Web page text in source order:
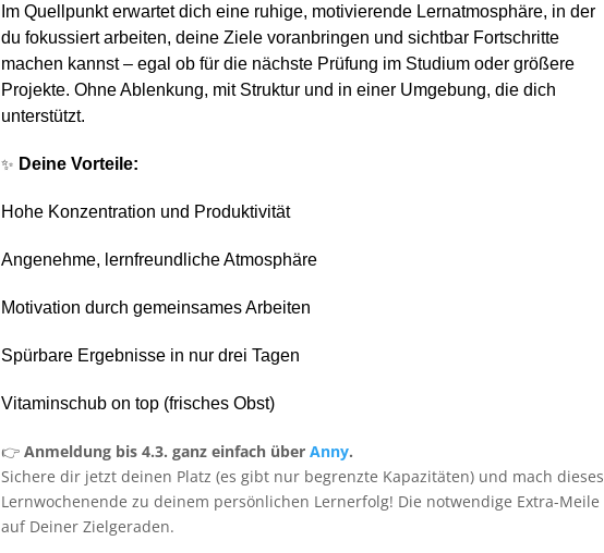
Im Quellpunkt erwartet dich eine ruhige, motivierende Lernatmosphäre, in der
du fokussiert arbeiten, deine Ziele voranbringen und sichtbar Fortschritte
machen kannst – egal ob für die nächste Prüfung im Studium oder größere
Projekte. Ohne Ablenkung, mit Struktur und in einer Umgebung, die dich
unterstützt.
✨ Deine Vorteile:
Hohe Konzentration und Produktivität
Angenehme, lernfreundliche Atmosphäre
Motivation durch gemeinsames Arbeiten
Spürbare Ergebnisse in nur drei Tagen
Vitaminschub on top (frisches Obst)
👉 Anmeldung bis 4.3. ganz einfach über Anny.
Sichere dir jetzt deinen Platz (es gibt nur begrenzte Kapazitäten) und mach dieses
Lernwochenende zu deinem persönlichen Lernerfolg! Die notwendige Extra-Meile
auf Deiner Zielgeraden.